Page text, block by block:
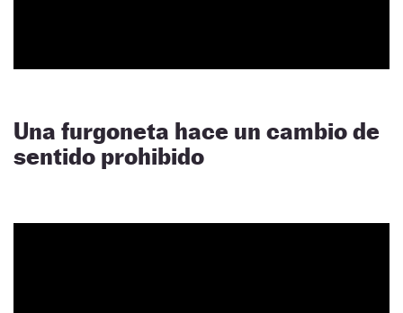
Una furgoneta hace un cambio de
sentido prohibido